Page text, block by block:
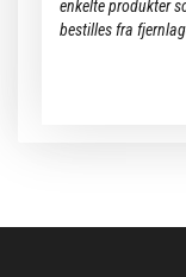
enkelte produkter
bestilles fra